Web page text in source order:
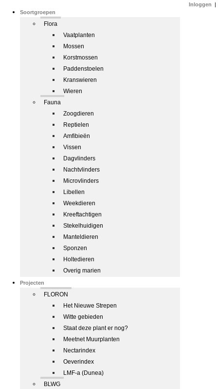
Soortgroepen
Flora
Vaatplanten
Mossen
Korstmossen
Paddenstoelen
Kranswieren
Wieren
Fauna
Zoogdieren
Reptielen
Amfibieën
Vissen
Dagvlinders
Nachtvlinders
Microvlinders
Libellen
Weekdieren
Kreeftachtigen
Stekelhuidigen
Manteldieren
Sponzen
Holtedieren
Overig marien
Projecten
FLORON
Het Nieuwe Strepen
Witte gebieden
Staat deze plant er nog?
Meetnet Muurplanten
Nectarindex
Oeverindex
LMF-a (Dunea)
BLWG
Inloggen |